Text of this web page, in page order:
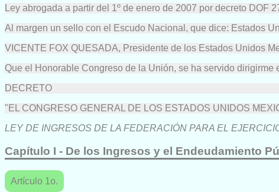
Ley abrogada a partir del 1º de enero de 2007 por decreto DOF
Al margen un sello con el Escudo Nacional, que dice: Estados
VICENTE FOX QUESADA, Presidente de los Estados Unidos
Que el Honorable Congreso de la Unión, se ha servido dirigirme
DECRETO
"EL CONGRESO GENERAL DE LOS ESTADOS UNIDOS
LEY DE INGRESOS DE LA FEDERACIÓN PARA EL
Capítulo I - De los Ingresos y el Endeudamiento
Artículo 1o.